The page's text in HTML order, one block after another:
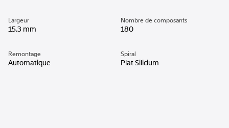
Largeur
15.3 mm
Nombre de composants
180
Remontage
Automatique
Spiral
Plat Silicium